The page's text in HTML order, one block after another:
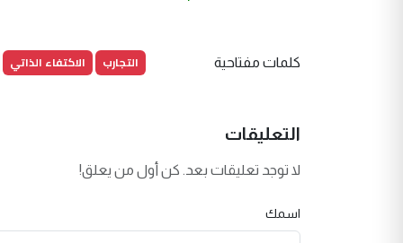
كلمات مفتاحية التجارب الاكتفاء الذاتي
التعليقات
لا توجد تعليقات بعد. كن أول من يعلق!
اسمك